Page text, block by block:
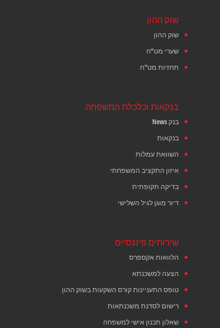
שוק ההון
שוק ההון
שערי מט"ח
תחזיות מט"ח
בנקאות וכלכלת המשפחה
בנק News
בנקאות
השוואת עמלות
איזון התקציב המשפחתי
בדיקה תקופתית
דיור מוגן לגיל השלישי
שירותים פיננסיים
הלוואות אקספרס
הצעה למשכנתא
טופס התעניינות קורס השקעות בשוק ההון
רישום לסדנת משכנתאות
שאלון תכנון אישי למשפחה